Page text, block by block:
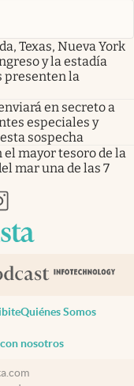
Texas, Nueva York
y la estadía
presenten la
en secreto a
especiales y
sospecha
mayor tesoro de la
mar una de las 7
pestaña
nueva pestaña
en nueva pestaña
abre en nueva pestaña
Quiénes Somos
nosotros